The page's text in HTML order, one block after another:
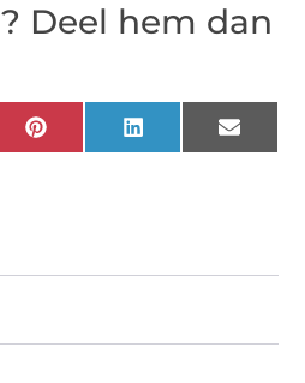
Deel hem dan
Pinterest LinkedIn Email